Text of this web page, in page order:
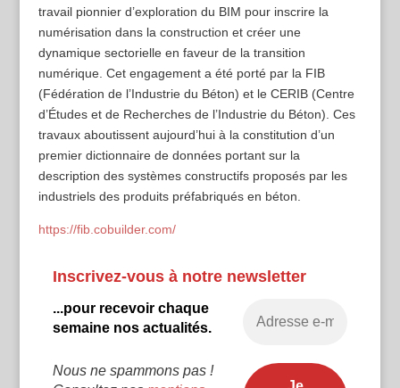
travail pionnier d’exploration du BIM pour inscrire la
numérisation dans la construction et créer une
dynamique sectorielle en faveur de la transition
numérique. Cet engagement a été porté par la FIB
(Fédération de l’Industrie du Béton) et le CERIB (Centre
d’Études et de Recherches de l’Industrie du Béton). Ces
travaux aboutissent aujourd’hui à la constitution d’un
premier dictionnaire de données portant sur la
description des systèmes constructifs proposés par les
industriels des produits préfabriqués en béton.
https://fib.cobuilder.com/
Inscrivez-vous à notre newsletter
...pour recevoir chaque
semaine nos actualités.
Nous ne spammons pas !